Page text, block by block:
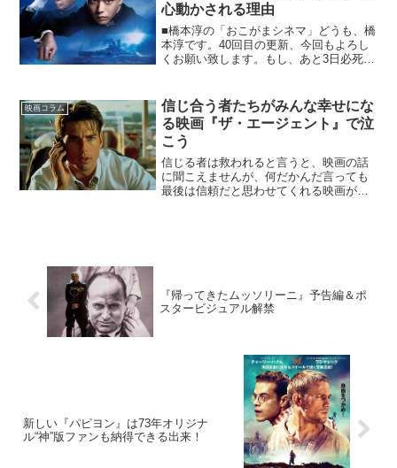
心動かされる理由
■橋本淳の「おこがまシネマ」どうも、橋
本淳です。40回目の更新、今回もよろし
くお願い致します。もし、あと3日必死に
に「あ、ごめん。〆切あと1時間後だっ
た」と言われたら、...
映画コラム
信じ合う者たちがみんな幸せにな
る映画『ザ・エージェント』で泣
こう
信じる者は救われると言うと、映画の話
に聞こえませんが、何だかんだ言っても
最後は信頼だと思わせてくれる映画があ
『帰ってきたムッソリーニ』予告編＆ポ
スタービジュアル解禁
新しい『パピヨン』は73年オリジナ
ル“神”版ファンも納得できる出来！